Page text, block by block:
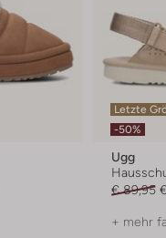
Letzte
-50%
Ugg
€ 89,95
+ mehr